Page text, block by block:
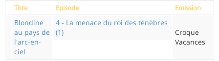
Titre Episode Emission
Blondine
au pays de
l'arc-en-
ciel
4 - La menace du roi des ténèbres
(1)
Croque
Vacances